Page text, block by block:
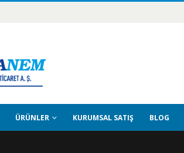
ÜRÜNLER KURUMSAL SATIŞ BLOG